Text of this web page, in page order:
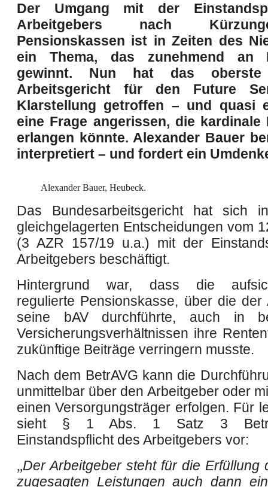
Der Umgang mit der
Arbeitgebers nach
Pensionskassen ist in Zeiten des
ein Thema, das zunehmend an
gewinnt. Nun hat das oberste
Arbeitsgericht für den Future
Klarstellung getroffen – und quasi
eine Frage angerissen, die kardinale
erlangen könnte. Alexander Bauer
interpretiert – und fordert ein
Alexander Bauer, Heubeck.
Das Bundesarbeitsgericht hat sich
gleichgelagerten Entscheidungen vom
(3 AZR 157/19 u.a.) mit der
Arbeitgebers beschäftigt.
Hintergrund war, dass die
regulierte Pensionskasse, über die der
seine bAV durchführte, auch in
Versicherungsverhältnissen ihre
zukünftige Beiträge verringern musste.
Nach dem BetrAVG kann die
unmittelbar über den Arbeitgeber oder
einen Versorgungsträger erfolgen. Für
sieht § 1 Abs. 1 Satz 3
Einstandspflicht des Arbeitgebers vor:
„Der Arbeitgeber steht für die Erfüllung
zugesagten Leistungen auch dann